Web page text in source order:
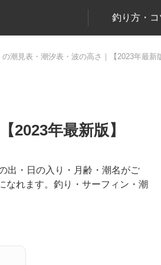
釣り方・コ
潮見表・潮汐表・波の高さ｜【2023年最新
2023年最新版】
出・日の入り・月齢・潮名がご
なれます。釣り・サーフィン・潮